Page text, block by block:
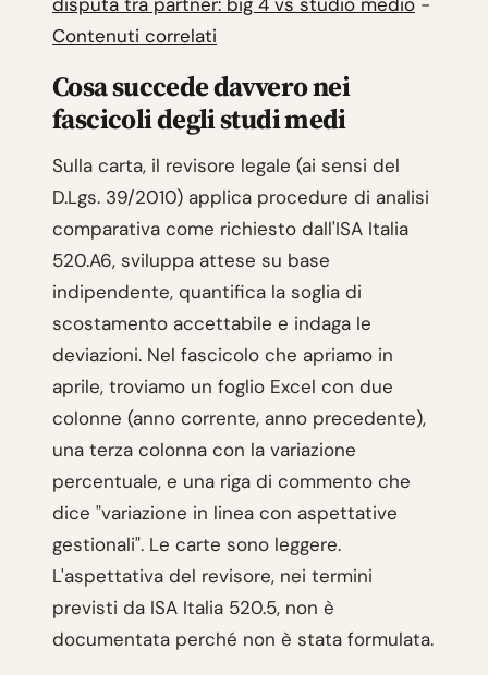
Contenuti correlati
Cosa succede davvero nei
fascicoli degli studi medi
Sulla carta, il revisore legale (ai sensi del
D.Lgs. 39/2010) applica procedure di analisi
comparativa come richiesto dall'ISA Italia
520.A6, sviluppa attese su base
indipendente, quantifica la soglia di
scostamento accettabile e indaga le
deviazioni. Nel fascicolo che apriamo in
aprile, troviamo un foglio Excel con due
colonne (anno corrente, anno precedente),
una terza colonna con la variazione
percentuale, e una riga di commento che
dice "variazione in linea con aspettative
gestionali". Le carte sono leggere.
L'aspettativa del revisore, nei termini
previsti da ISA Italia 520.5, non è
documentata perché non è stata formulata.